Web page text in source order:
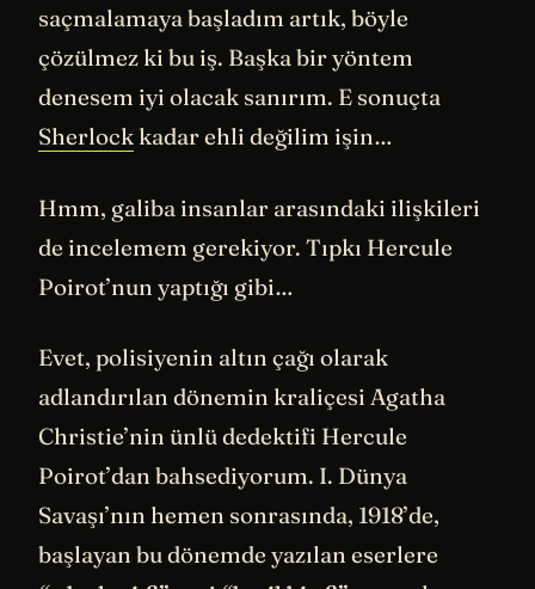
saçmalamaya başladım artık, böyle
çözülmez ki bu iş. Başka bir yöntem
denesem iyi olacak sanırım. E sonuçta
Sherlock kadar ehli değilim işin…
Hmm, galiba insanlar arasındaki ilişkileri
de incelemem gerekiyor. Tıpkı Hercule
Poirot’nun yaptığı gibi…
Evet, polisiyenin altın çağı olarak
adlandırılan dönemin kraliçesi Agatha
Christie’nin ünlü dedektifi Hercule
Poirot’dan bahsediyorum. I. Dünya
Savaşı’nın hemen sonrasında, 1918’de,
başlayan bu dönemde yazılan eserlere